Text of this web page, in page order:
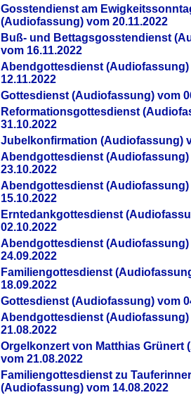
Gosstendienst am
(Audiofassung) vom 20.11.2022
Buß- und Bettagsgosstendienst
vom 16.11.2022
Abendgottesdienst (Audiofassung)
12.11.2022
Gottesdienst (Audiofassung) vom
Reformationsgottesdienst
31.10.2022
Jubelkonfirmation (Audiofassung)
Abendgottesdienst (Audiofassung)
23.10.2022
Abendgottesdienst (Audiofassung)
15.10.2022
Erntedankgottesdienst
02.10.2022
Abendgottesdienst (Audiofassung)
24.09.2022
Familiengottesdienst
18.09.2022
Gottesdienst (Audiofassung) vom
Abendgottesdienst (Audiofassung)
21.08.2022
Orgelkonzert von Matthias Grünert
vom 21.08.2022
Familiengottesdienst zu
(Audiofassung) vom 14.08.2022